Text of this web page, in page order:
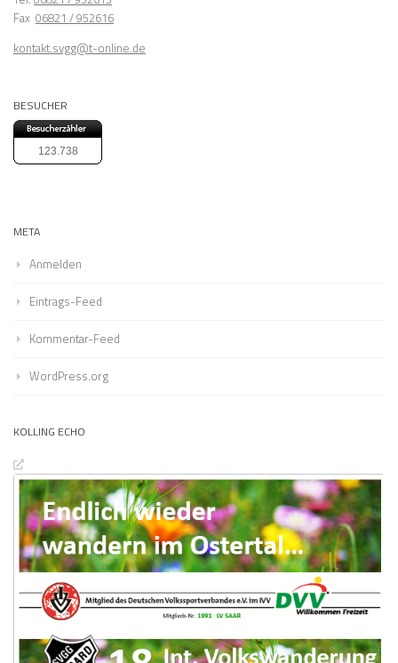
Fax 06821 / 952616
kontakt.svgg@t-online.de
BESUCHER
123.738
META
Anmelden
Eintrags-Feed
Kommentar-Feed
WordPress.org
KOLLING ECHO